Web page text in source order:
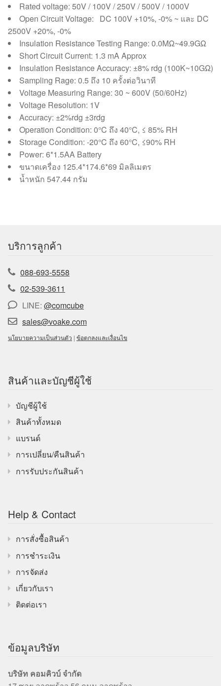
Rated voltage: 50V / 100V / 250V / 500V / 1000V
Open Circuit Voltage: DC 100V +10%, -0% ~ และ DC
2500V +20%, -0%
Insulation Resistance Testing Range: 0.0MΩ~49.9GΩ
Short Circuit Current: 1.3 mA Approx
Insulation Resistance Accuracy: ±8% rdg (100K~10GΩ)
Sampling Rage: 0.5 ถึง 10 ครั้งต่อวินาที
Voltage Measuring Range: 30 ~ 600V (50/60Hz)
Voltage Resolution: 1V
Accuracy: ±2%rdg ±3rdg
Operation Condition: 0°C ถึง 40°C, ≤ 85% RH
Storage Condition: -20°C ถึง 60°C, ≤90% RH
Power: 6*1.5AA Battery
ขนาดเครื่อง 125.4*174.6*69 มิลลิเมตร
น้ำหนัก 547.44 กรัม
บริการลูกค้า
088-693-5558
02-539-3611
LINE: @comcube
sales@voake.com
นโยบายความเป็นส่วนตัว | ข้อตกลงและเงื่อนไข
สินค้าและบัญชีผู้ใช้
บัญชีผู้ใช้
สินค้าทั้งหมด
แบรนด์
การเปลี่ยน/คืนสินค้า
การรับประกันสินค้า
Help & Contact
การสั่งซื้อสินค้า
การชำระเงิน
การจัดส่ง
เกี่ยวกับเรา
ติดต่อเรา
ข้อมูลบริษัท
บริษัท คอมคิวบ์ จำกัด